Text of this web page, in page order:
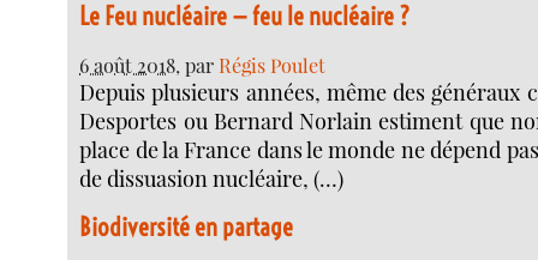
Le Feu nucléaire — feu le nucléaire ?
6 août 2018, par Régis Poulet
Depuis plusieurs années, même des généraux
Desportes ou Bernard Norlain estiment que
place de la France dans le monde ne dépend
de dissuasion nucléaire, (…)
Biodiversité en partage